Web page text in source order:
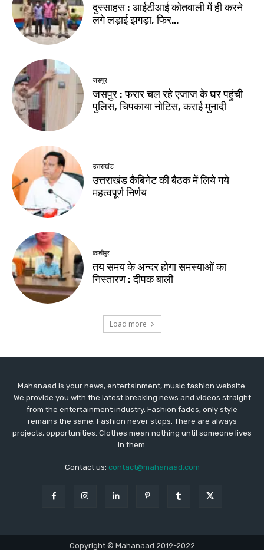
Mahanaad is your news, entertainment, music fashion website.
We provide you with the latest breaking news and videos straight
from the entertainment industry. Fashion fades, only style
remains the same. Fashion never stops. There are always
projects, opportunities. Clothes mean nothing until someone lives
in them.
Contact us: contact@mahanaad.com
Copyright © Mahanaad 2019-2022